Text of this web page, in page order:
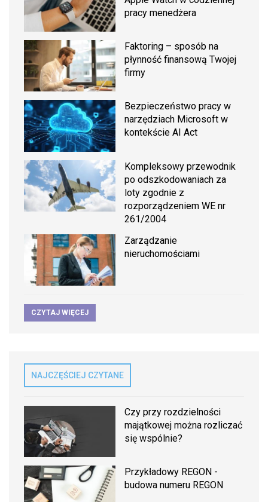
pracy menedżera
Faktoring – sposób na
płynność finansową Twojej
firmy
Bezpieczeństwo pracy w
narzędziach Microsoft w
kontekście AI Act
Kompleksowy przewodnik
po odszkodowaniach za
loty zgodnie z
rozporządzeniem WE nr
261/2004
Zarządzanie
nieruchomościami
CZYTAJ WIĘCEJ
NAJCZĘŚCIEJ CZYTANE
Czy przy rozdzielności
majątkowej można rozliczać
się wspólnie?
Przykładowy REGON -
budowa numeru REGON